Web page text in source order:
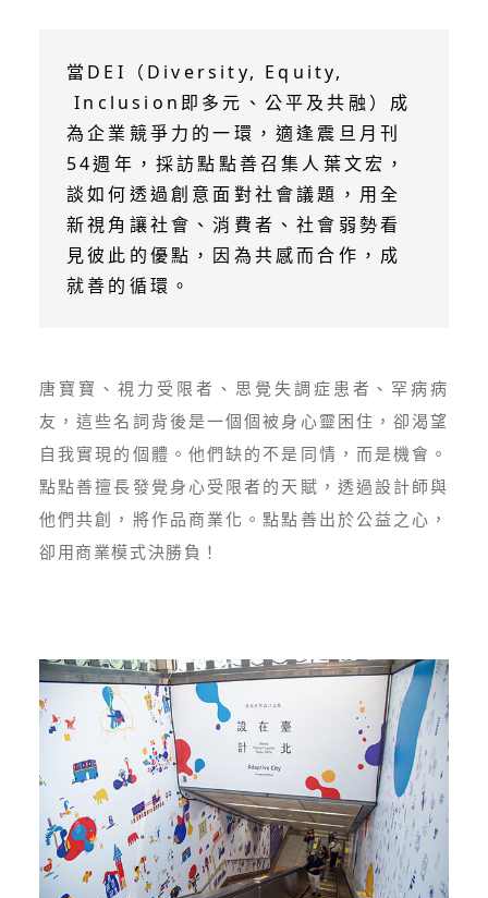
當DEI（Diversity, Equity,
Inclusion即多元、公平及共融）成
為企業競爭力的一環，適逢震旦月刊
54週年，採訪點點善召集人葉文宏，
談如何透過創意面對社會議題，用全
新視角讓社會、消費者、社會弱勢看
見彼此的優點，因為共感而合作，成
就善的循環。
唐寶寶、視力受限者、思覺失調症患者、罕病病
友，這些名詞背後是一個個被身心靈困住，卻渴望
自我實現的個體。他們缺的不是同情，而是機會。
點點善擅長發覺身心受限者的天賦，透過設計師與
他們共創，將作品商業化。點點善出於公益之心，
卻用商業模式決勝負！